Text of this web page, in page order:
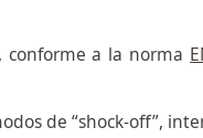
conforme a la norma
de “shock-off”,